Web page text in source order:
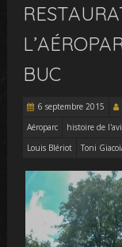
BUC
6 septembre 2015
Aéroparc
histoire de
Louis Blériot
Toni